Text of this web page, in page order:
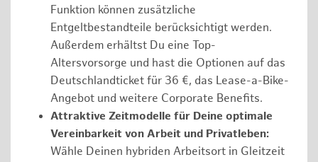
Funktion können zusätzliche
Entgeltbestandteile berücksichtigt werden.
Außerdem erhältst Du eine Top-
Altersvorsorge und hast die Optionen auf das
Deutschlandticket für 36 €, das Lease-a-Bike-
Angebot und weitere Corporate Benefits.
Attraktive Zeitmodelle für Deine optimale
Vereinbarkeit von Arbeit und Privatleben:
Wähle Deinen hybriden Arbeitsort in Gleitzeit